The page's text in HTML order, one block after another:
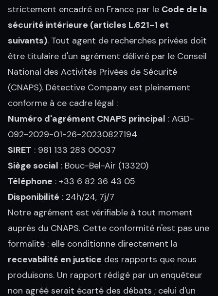
strictement encadré en France par le Code de la
sécurité intérieure (articles L.621-1 et
suivants). Tout agent de recherches privées doit
être titulaire d'un agrément délivré par le Conseil
National des Activités Privées de Sécurité
(CNAPS). Détective Company est pleinement
conforme à ce cadre légal :
Numéro d'agrément CNAPS principal : AGD-
092-2029-01-26-20230827194
SIRET : 981 133 283 00037
Siège social : Bouc-Bel-Air (13320)
Téléphone : +33 6 82 36 43 05
Disponibilité : 24h/24, 7j/7
Notre agrément est vérifiable à tout moment
auprès du CNAPS. Cette conformité n'est pas une
formalité : elle conditionne directement la
recevabilité en justice des rapports que nous
produisons. Un rapport rédigé par un enquêteur
non agréé serait écarté des débats ; celui d'un